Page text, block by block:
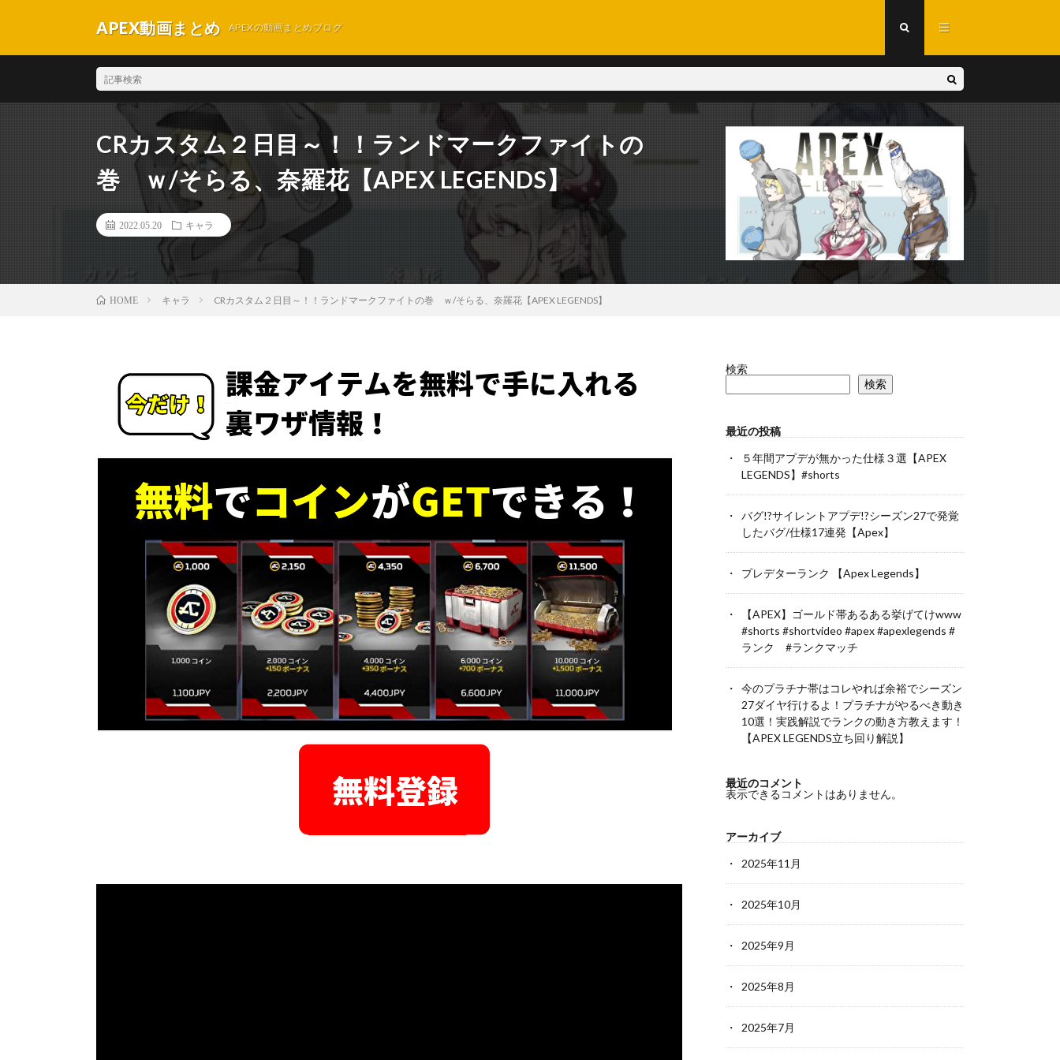
APEX動画まとめ APEXの動画まとめブログ
CRカスタム２日目～！！ランドマークファイトの
巻 ｗ/そらる、奈羅花【APEX LEGENDS】
2022.05.20 キャラ
HOME キャラ CRカスタム２日目～！！ランドマークファイトの巻 ｗ/そらる、奈羅花【APEX LEGENDS】
検索
検索
最近の投稿
５年間アプデが無かった仕様３選【APEX
LEGENDS】#shorts
バグ!?サイレントアプデ!?シーズン27で発覚
したバグ/仕様17連発【Apex】
プレデターランク 【Apex Legends】
【APEX】ゴールド帯あるある挙げてけwww
#shorts #shortvideo #apex #apexlegends #
ランク #ランクマッチ
今のプラチナ帯はコレやれば余裕でシーズン
27ダイヤ行けるよ！プラチナがやるべき動き
10選！実践解説でランクの動き方教えます！
【APEX LEGENDS立ち回り解説】
最近のコメント
表示できるコメントはありません。
アーカイブ
2025年11月
2025年10月
2025年9月
2025年8月
2025年7月